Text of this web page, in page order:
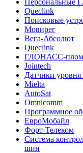
Персональные
Queclink
Поисковые
Мовирег
Вега-Абсолют
Queclink
ГЛОНАСС-
Jointech
Датчики уровня
Mielta
AutoSat
Omnicomm
Программное
ЕвроМобайл
Форт-Телеком
Система
шин